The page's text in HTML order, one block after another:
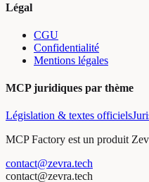
Légal
CGU
Confidentialité
Mentions légales
MCP juridiques par thème
Législation & textes officiels
MCP Factory est un produit
contact@zevra.tech
contact@zevra.tech